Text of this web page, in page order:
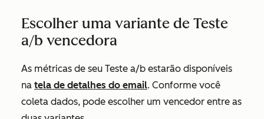
Escolher uma variante de Teste
a/b vencedora
As métricas de seu Teste a/b estarão disponíveis
na tela de detalhes do email. Conforme você
coleta dados, pode escolher um vencedor entre as